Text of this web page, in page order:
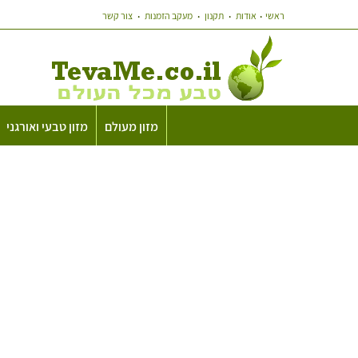
ראשי אודות תקנון מעקב הזמנות צור קשר
מזון מעולם מזון טבעי ואורגני